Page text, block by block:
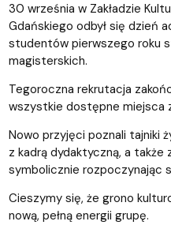
30 września w Zakładzie
Gdańskiego odbył się dzień
studentów pierwszego roku
magisterskich.
Tegoroczna rekrutacja
wszystkie dostępne miejsca
Nowo przyjęci poznali tajniki
z kadrą dydaktyczną, a także
symbolicznie rozpoczynając
Cieszymy się, że grono
nową, pełną energii grupę.